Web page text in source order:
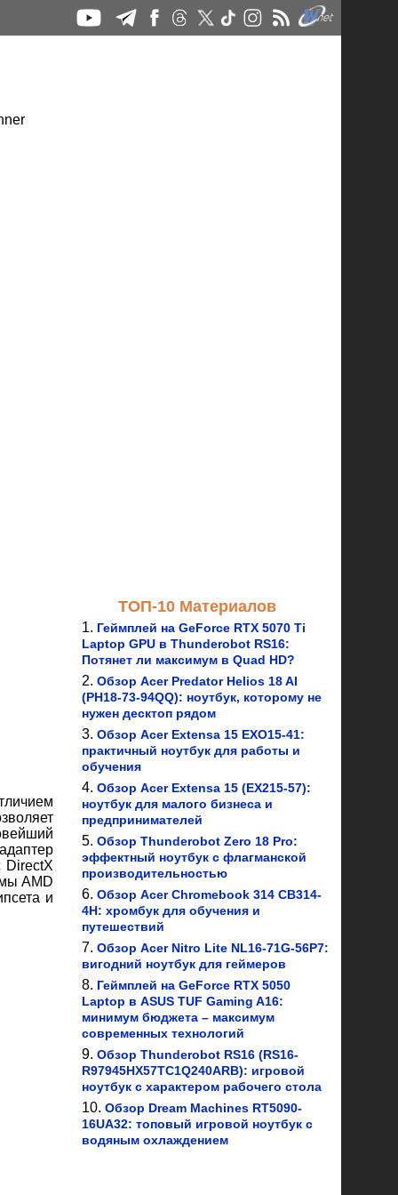
DirectX
AMD
и
ТОП-10 Материалов
Геймплей на GeForce RTX 5070 Ti
Laptop GPU в Thunderobot RS16:
Потянет ли максимум в Quad HD?
Обзор Acer Predator Helios 18 AI
(PH18-73-94QQ): ноутбук, которому не
нужен десктоп рядом
Обзор Acer Extensa 15 EXO15-41:
практичный ноутбук для работы и
обучения
Обзор Acer Extensa 15 (EX215-57):
ноутбук для малого бизнеса и
предпринимателей
Обзор Thunderobot Zero 18 Pro:
эффектный ноутбук с флагманской
производительностью
Обзор Acer Chromebook 314 CB314-
4H: хромбук для обучения и
путешествий
Обзор Acer Nitro Lite NL16-71G-56P7:
вигодний ноутбук для геймеров
Геймплей на GeForce RTX 5050
Laptop в ASUS TUF Gaming A16:
минимум бюджета – максимум
современных технологий
Обзор Thunderobot RS16 (RS16-
R97945HX57TC1Q240ARB): игровой
ноутбук с характером рабочего стола
Обзор Dream Machines RT5090-
16UA32: топовый игровой ноутбук с
водяным охлаждением